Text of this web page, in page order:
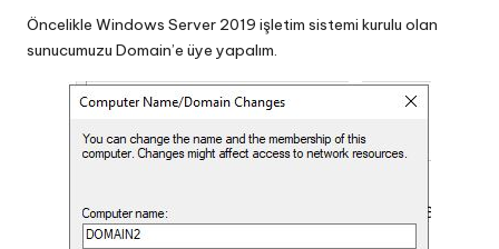
Öncelikle Windows Server 2019 işletim sistemi kurulu olan
sunucumuzu Domain’e üye yapalım.